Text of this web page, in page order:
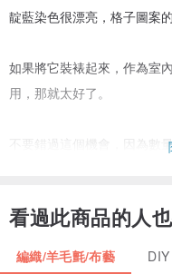
靛藍染色很漂亮，格子圖案
如果將它裝裱起來，作為室
用，那就太好了。
不要錯過這個機會，因為數
看過此商品的人
編織/羊毛氈/布藝